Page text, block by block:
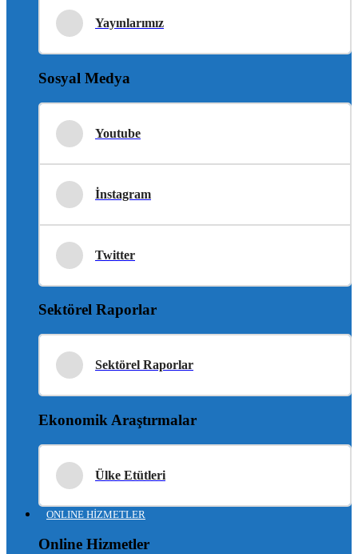
Yayınlarımız
Sosyal Medya
Youtube
İnstagram
Twitter
Sektörel Raporlar
Sektörel Raporlar
Ekonomik Araştırmalar
Ülke Etütleri
ONLINE HİZMETLER
Online Hizmetler